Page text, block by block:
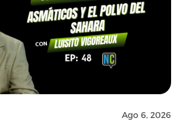
Ago 6, 2026